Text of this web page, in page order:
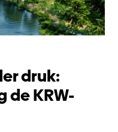
druk:
de KRW-